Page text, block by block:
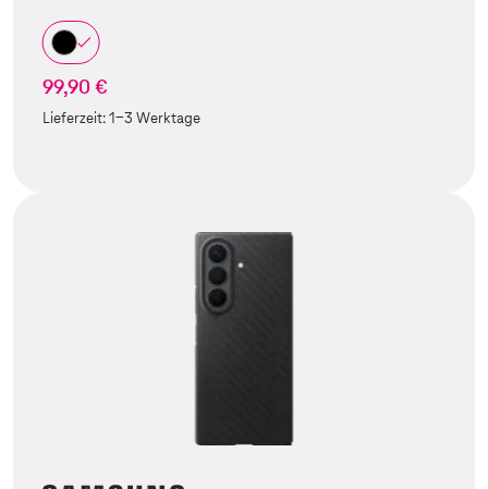
99,90 €
Lieferzeit:1-3 Werktage